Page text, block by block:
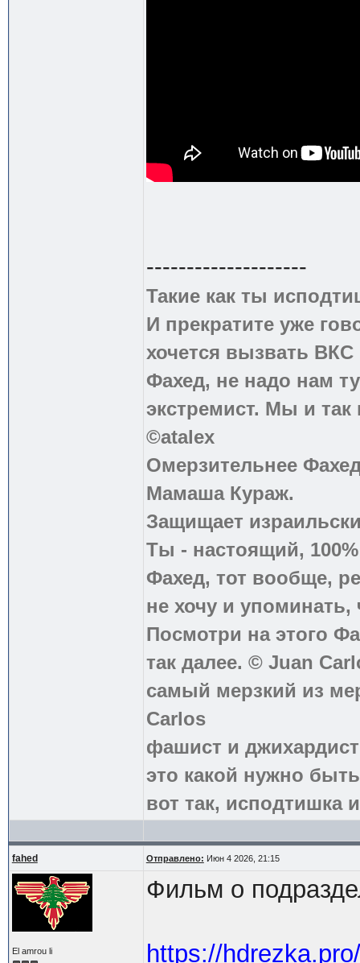
--------------------
Такие как ты
И прекратите уже
хочется вызвать
Фахед, не надо нам
экстремист. Мы и
©atalex
Омерзительнее
Мамаша Кураж.
Защищает
Ты - настоящий,
Фахед, тот вообще,
не хочу и
Посмотри на этого
так далее. © Juan
самый мерзкий из
Carlos
фашист и
это какой нужно
вот так, исподтишка
fahed Отправлено: Июн 4 2026, 21:15
El amrou li
Фильм о
https://